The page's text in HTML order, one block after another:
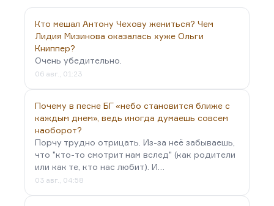
иррациональную глупость века ХХI. Тут
интересная мысль: да, ХХ век был кошмарен. И
эти кошмары были…
Кто мешал Антону Чехову жениться? Чем
Лидия Мизинова оказалась хуже Ольги
Книппер?
Очень убедительно.
06 авг., 01:23
Почему в песне БГ «небо становится ближе с
каждым днем», ведь иногда думаешь совсем
наоборот?
Порчу трудно отрицать. Из-за неё забываешь,
что "кто-то смотрит нам вслед" (как родители
или как те, кто нас любит). И…
03 авг., 04:58